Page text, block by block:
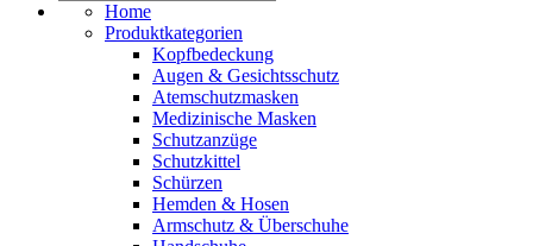
Home
Produktkategorien
Kopfbedeckung
Augen & Gesichtsschutz
Atemschutzmasken
Medizinische Masken
Schutzanzüge
Schutzkittel
Schürzen
Hemden & Hosen
Armschutz & Überschuhe